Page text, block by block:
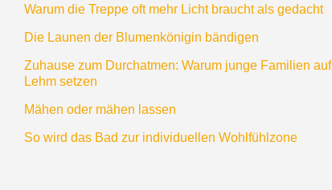
Warum die Treppe oft mehr Licht braucht als gedacht
Die Launen der Blumenkönigin bändigen
Zuhause zum Durchatmen: Warum junge Familien auf
Lehm setzen
Mähen oder mähen lassen
So wird das Bad zur individuellen Wohlfühlzone